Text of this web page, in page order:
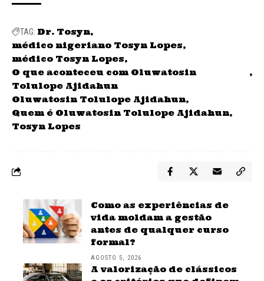
TAG: Dr. Tosyn
médico nigeriano Tosyn Lopes
médico Tosyn Lopes
O que aconteceu com Oluwatosin
Tolulope Ajidahun
Oluwatosin Tolulope Ajidahun
Quem é Oluwatosin Tolulope Ajidahun
Tosyn Lopes
Como as experiências de
vida moldam a gestão
antes de qualquer curso
formal?
AGOSTO 5, 2026
A valorização de clássicos